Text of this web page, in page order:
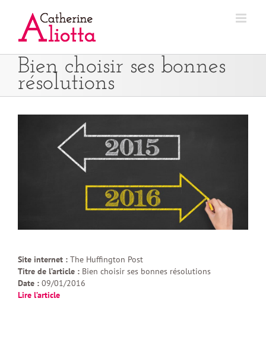
contenu
Bien choisir ses bonnes
résolutions
Site internet : The Huffington Post
Titre de l’article :Bien choisir ses bonnes résolutions
Date : 09/01/2016
Lire l’article